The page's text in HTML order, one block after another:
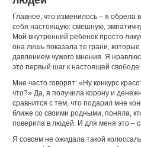
Главное, что изменилось – я обрела
себя настоящую: смешную,
Мой внутренний ребенок просто
она лишь показала те грани,
давлением чужого мнения. Я
это первый шаг к настоящей свободе.
Мне часто говорят: «Ну конкурс
что?» Да, я получила корону и
сравнится с тем, что подарил мне
ближе со своими родными, поняла,
поверила в людей. И для меня это –
Я совсем не ожидала такой